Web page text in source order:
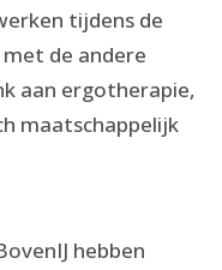
tijdens de
de andere
aan ergotherapie,
maatschappelijk
hebben